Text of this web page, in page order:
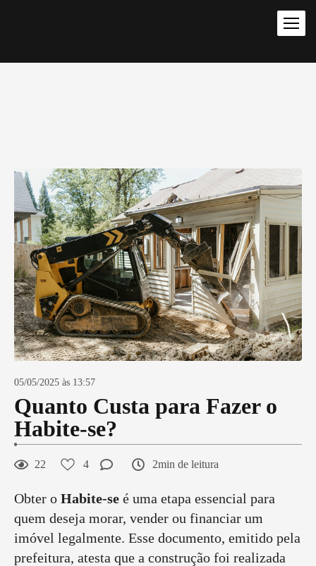
05/05/2025 às 13:57
Quanto Custa para Fazer o
Habite-se?
22 4 2min de leitura
Obter o Habite-se é uma etapa essencial para
quem deseja morar, vender ou financiar um
imóvel legalmente. Esse documento, emitido pela
prefeitura, atesta que a construção foi realizada